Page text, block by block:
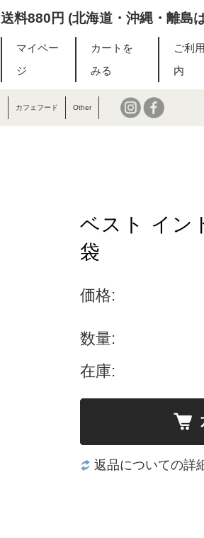
送料880円 (北海道・沖縄・離島
マイペー
ジ
カートを
みる
ご利
内
カフェフード Other
ベスト イン
袋
価格:
数量:
在庫:
返品についての詳